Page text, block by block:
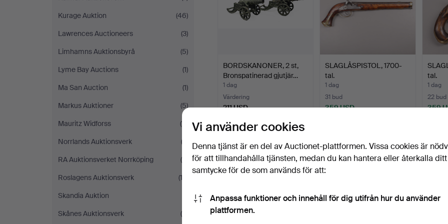
Kurage Auktion
(46)
Lawrences Auctioneers
(3)
Limhamns Auktionsbyrå
(5)
Lyme Bay Auctions
(1)
Ma San Auction
(1)
Markus Auktioner
(5)
Mauritz Widforss
(11)
Norrlands Auktionsverk
(2)
RA Auktionsverket Norrköping
(4)
Roslagens Auktionsverk
(12)
Skandia Auktion
Skånes Auktionsverk
(6)
BORDSKANONER, 2 st,
Bronspatinerad gjutjär…
1 dag
Värdering
211 USD
SLAGLÅSPISTOL, 1700-
tal.
1 dag
31 bud
359 USD
tal.
1 dag
22 bud
359
Vi använder cookies
Denna tjänst är en del av Auctionet-plattformen. Vissa cookies är
för att tillhandahålla tjänsten, medan du kan hantera eller återkalla ditt
samtycke för de som används för att:
Anpassa funktioner och innehåll för dig utifrån hur du använder
plattformen.